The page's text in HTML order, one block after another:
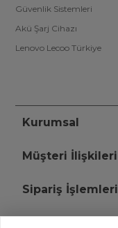
Güvenlik Sistemleri
Akü Şarj Cihazı
Lenovo Lecoo Türkiye
Kurumsal
Müşteri İlişkileri
Sipariş İşlemleri